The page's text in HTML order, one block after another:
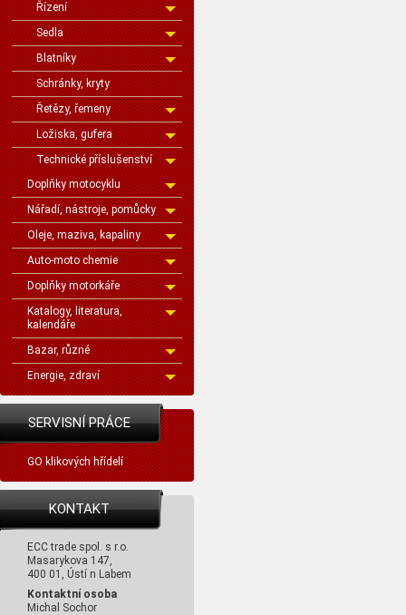
Řízení
Sedla
Blatníky
Schránky, kryty
Řetězy, řemeny
Ložiska, gufera
Technické příslušenství
Doplňky motocyklu
Nářadí, nástroje, pomůcky
Oleje, maziva, kapaliny
Auto-moto chemie
Doplňky motorkáře
Katalogy, literatura,
kalendáře
Bazar, různé
Energie, zdraví
SERVISNÍ PRÁCE
GO klikových hřídelí
KONTAKT
ECC trade spol. s r.o.
Masarykova 147,
400 01, Ústí n Labem
Kontaktní osoba
Michal Sochor